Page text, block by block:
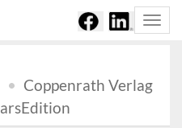
Coppenrath Verlag
arsEdition